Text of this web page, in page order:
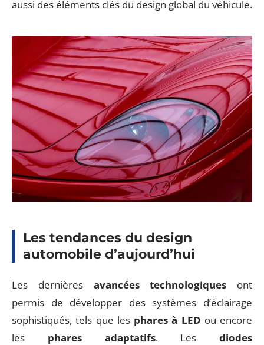
aussi des éléments clés du design global du véhicule.
Les tendances du design
automobile d’aujourd’hui
Les dernières avancées technologiques ont
permis de développer des systèmes d’éclairage
sophistiqués, tels que les phares à LED ou encore
les phares adaptatifs. Les diodes